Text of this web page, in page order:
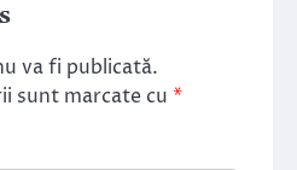
va fi publicată.
sunt marcate cu *